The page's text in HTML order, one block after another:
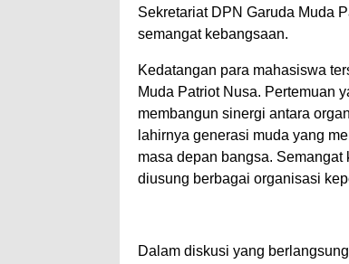
Sekretariat DPN Garuda Muda
semangat kebangsaan.
Kedatangan para mahasiswa
Muda Patriot Nusa. Pertemuan
membangun sinergi antara
lahirnya generasi muda yang
masa depan bangsa.
diusung berbagai organisasi
Dalam diskusi yang